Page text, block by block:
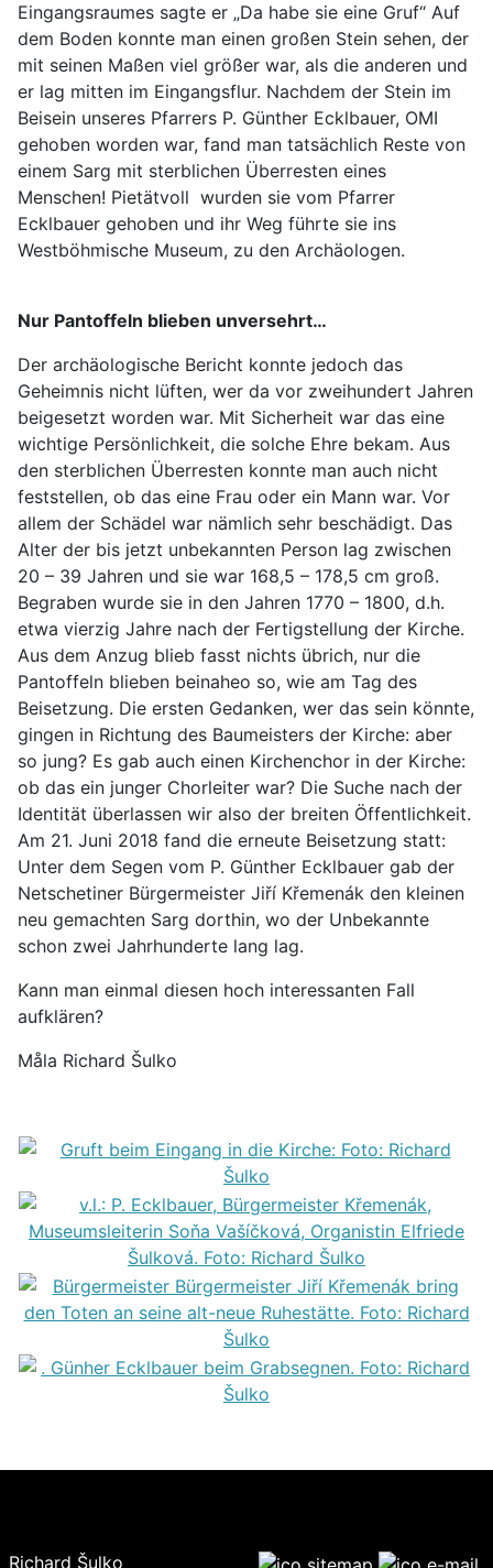
Eingangsraumes sagte er „Da habe sie eine Gruf“ Auf
dem Boden konnte man einen großen Stein sehen, der
mit seinen Maßen viel größer war, als die anderen und
er lag mitten im Eingangsflur. Nachdem der Stein im
Beisein unseres Pfarrers P. Günther Ecklbauer, OMI
gehoben worden war, fand man tatsächlich Reste von
einem Sarg mit sterblichen Überresten eines
Menschen! Pietätvoll wurden sie vom Pfarrer
Ecklbauer gehoben und ihr Weg führte sie ins
Westböhmische Museum, zu den Archäologen.
Nur Pantoffeln blieben unversehrt…
Der archäologische Bericht konnte jedoch das
Geheimnis nicht lüften, wer da vor zweihundert Jahren
beigesetzt worden war. Mit Sicherheit war das eine
wichtige Persönlichkeit, die solche Ehre bekam. Aus
den sterblichen Überresten konnte man auch nicht
feststellen, ob das eine Frau oder ein Mann war. Vor
allem der Schädel war nämlich sehr beschädigt. Das
Alter der bis jetzt unbekannten Person lag zwischen
20 – 39 Jahren und sie war 168,5 – 178,5 cm groß.
Begraben wurde sie in den Jahren 1770 – 1800, d.h.
etwa vierzig Jahre nach der Fertigstellung der Kirche.
Aus dem Anzug blieb fasst nichts übrich, nur die
Pantoffeln blieben beinaheo so, wie am Tag des
Beisetzung. Die ersten Gedanken, wer das sein könnte,
gingen in Richtung des Baumeisters der Kirche: aber
so jung? Es gab auch einen Kirchenchor in der Kirche:
ob das ein junger Chorleiter war? Die Suche nach der
Identität überlassen wir also der breiten Öffentlichkeit.
Am 21. Juni 2018 fand die erneute Beisetzung statt:
Unter dem Segen vom P. Günther Ecklbauer gab der
Netschetiner Bürgermeister Jiří Křemenák den kleinen
neu gemachten Sarg dorthin, wo der Unbekannte
schon zwei Jahrhunderte lang lag.
Kann man einmal diesen hoch interessanten Fall
aufklären?
Måla Richard Šulko
Richard Šulko